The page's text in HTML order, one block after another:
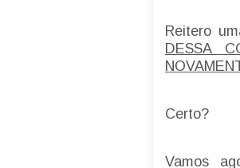
Reitero
DESSA
Certo?
Vamos